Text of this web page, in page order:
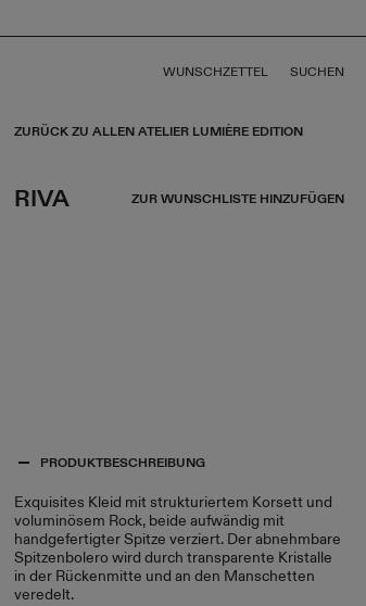
WUNSCHZETTEL SUCHEN
ZURÜCK ZU ALLEN ATELIER LUMIÈRE EDITION
RIVA ZUR WUNSCHLISTE HINZUFÜGEN
PRODUKTBESCHREIBUNG
Exquisites Kleid mit strukturiertem Korsett und
voluminösem Rock, beide aufwändig mit
handgefertigter Spitze verziert. Der abnehmbare
Spitzenbolero wird durch transparente Kristalle
in der Rückenmitte und an den Manschetten
veredelt.